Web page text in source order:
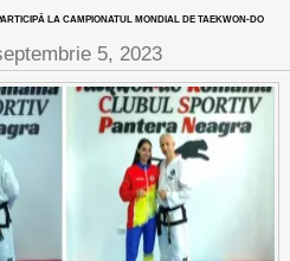
LA CAMPIONATUL MONDIAL DE TAEKWON-DO
5, 2023